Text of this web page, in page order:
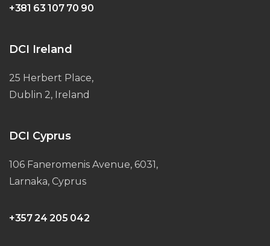
+381 63 107 70 90
DCI Ireland
25 Herbert Place,
Dublin 2, Ireland
DCI Cyprus
106 Faneromenis Avenue, 6031,
Larnaka, Cyprus
+357 24 205 042